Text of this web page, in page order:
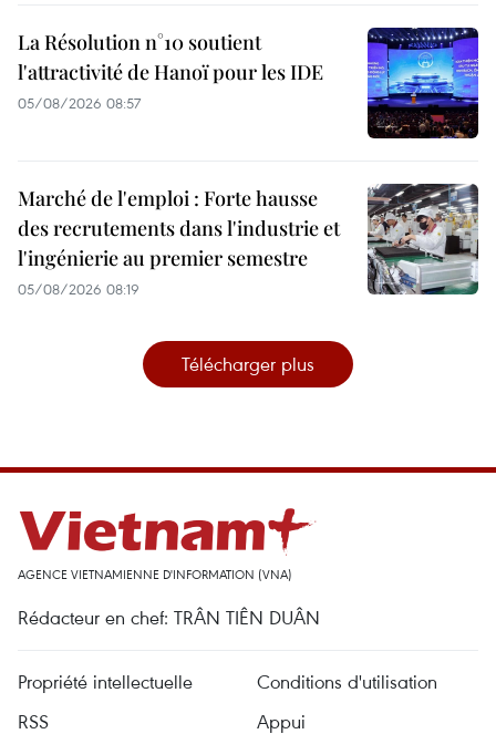
La Résolution n°10 soutient
l'attractivité de Hanoï pour les IDE
05/08/2026 08:57
Marché de l'emploi : Forte hausse
des recrutements dans l'industrie et
l'ingénierie au premier semestre
05/08/2026 08:19
Télécharger plus
AGENCE VIETNAMIENNE D'INFORMATION (VNA)
Rédacteur en chef: TRÂN TIÊN DUÂN
Propriété intellectuelle
Conditions d'utilisation
RSS
Appui